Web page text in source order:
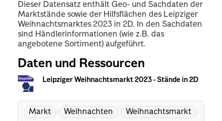
Dieser Datensatz enthält Geo- und Sachdaten der
Marktstände sowie der Hilfsflächen des Leipziger
Weihnachtsmarktes 2023 in 2D. In den Sachdaten
sind Händlerinformationen (wie z.B. das
angebotene Sortiment) aufgeführt.
Daten und Ressourcen
Leipziger Weihnachtsmarkt 2023 - Stände in 2D
Markt Weihnachten Weihnachtsmarkt